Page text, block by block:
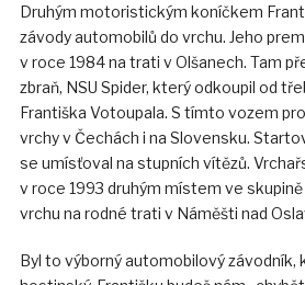
Druhým motoristickým koníčkem
závody automobilů do vrchu. Jeho
v roce 1984 na trati v Olšanech. Tam
zbraň, NSU Spider, který odkoupil od
Františka Votoupala. S tímto vozem
vrchy v Čechách i na Slovensku.
se umísťoval na stupních vítězů.
v roce 1993 druhým místem ve
vrchu na rodné trati v Náměšti nad
Byl to výborný automobilový závodník,